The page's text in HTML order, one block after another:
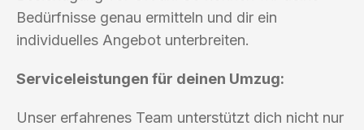
Bedürfnisse genau ermitteln und dir ein
individuelles Angebot unterbreiten.
Serviceleistungen für deinen Umzug:
Unser erfahrenes Team unterstützt dich nicht nur